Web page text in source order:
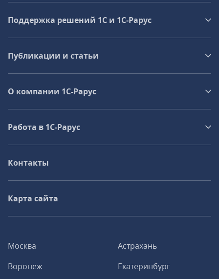
Москва
Астрахань
Воронеж
Екатеринбург
Поддержка решений 1С и 1С‑Рарус
Публикации и статьи
О компании 1C-Рарус
Работа в 1С‑Рарус
Контакты
Карта сайта